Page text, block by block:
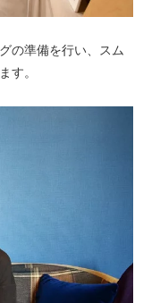
の準備を行い、スム
す。